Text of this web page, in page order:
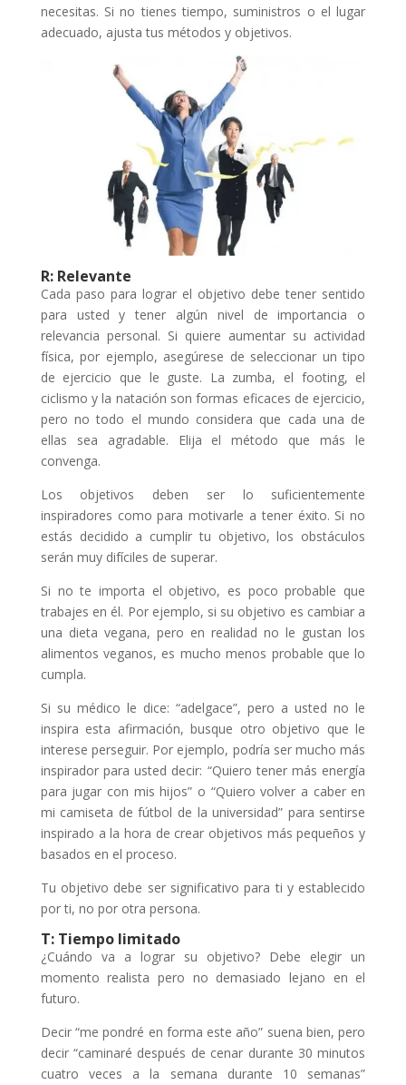
necesitas. Si no tienes tiempo, suministros o el lugar
adecuado, ajusta tus métodos y objetivos.
R: Relevante
Cada paso para lograr el objetivo debe tener sentido
para usted y tener algún nivel de importancia o
relevancia personal. Si quiere aumentar su actividad
física, por ejemplo, asegúrese de seleccionar un tipo
de ejercicio que le guste. La zumba, el footing, el
ciclismo y la natación son formas eficaces de ejercicio,
pero no todo el mundo considera que cada una de
ellas sea agradable. Elija el método que más le
convenga.
Los objetivos deben ser lo suficientemente
inspiradores como para motivarle a tener éxito. Si no
estás decidido a cumplir tu objetivo, los obstáculos
serán muy difíciles de superar.
Si no te importa el objetivo, es poco probable que
trabajes en él. Por ejemplo, si su objetivo es cambiar a
una dieta vegana, pero en realidad no le gustan los
alimentos veganos, es mucho menos probable que lo
cumpla.
Si su médico le dice: “adelgace”, pero a usted no le
inspira esta afirmación, busque otro objetivo que le
interese perseguir. Por ejemplo, podría ser mucho más
inspirador para usted decir: “Quiero tener más energía
para jugar con mis hijos” o “Quiero volver a caber en
mi camiseta de fútbol de la universidad” para sentirse
inspirado a la hora de crear objetivos más pequeños y
basados en el proceso.
Tu objetivo debe ser significativo para ti y establecido
por ti, no por otra persona.
T: Tiempo limitado
¿Cuándo va a lograr su objetivo? Debe elegir un
momento realista pero no demasiado lejano en el
futuro.
Decir “me pondré en forma este año” suena bien, pero
decir “caminaré después de cenar durante 30 minutos
cuatro veces a la semana durante 10 semanas”